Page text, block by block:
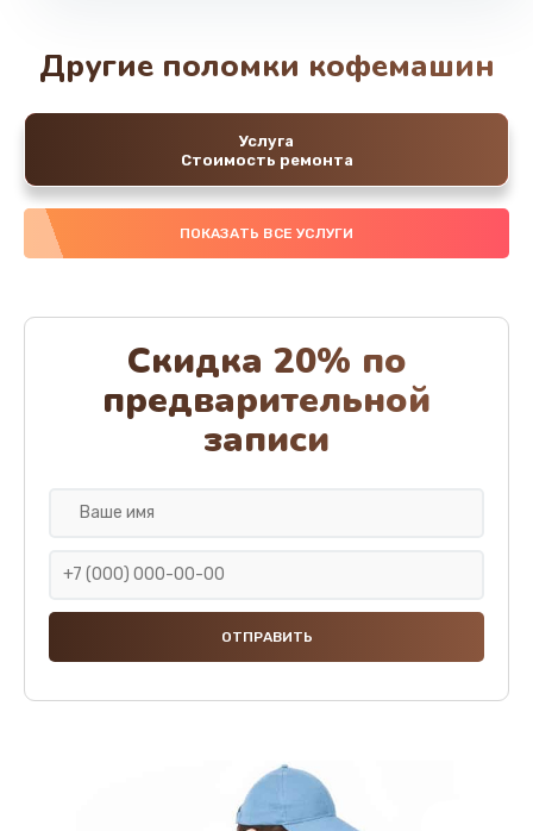
Другие поломки кофемашин
Услуга
Стоимость ремонта
ПОКАЗАТЬ ВСЕ УСЛУГИ
Скидка 20% по
предварительной
записи